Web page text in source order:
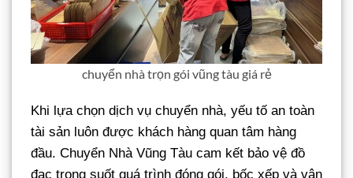
chuyển nhà trọn gói vũng tàu giá rẻ
Khi lựa chọn dịch vụ chuyển nhà, yếu tố an toàn
tài sản luôn được khách hàng quan tâm hàng
đầu. Chuyển Nhà Vũng Tàu cam kết bảo vệ đồ
đạc trong suốt quá trình đóng gói, bốc xếp và vận